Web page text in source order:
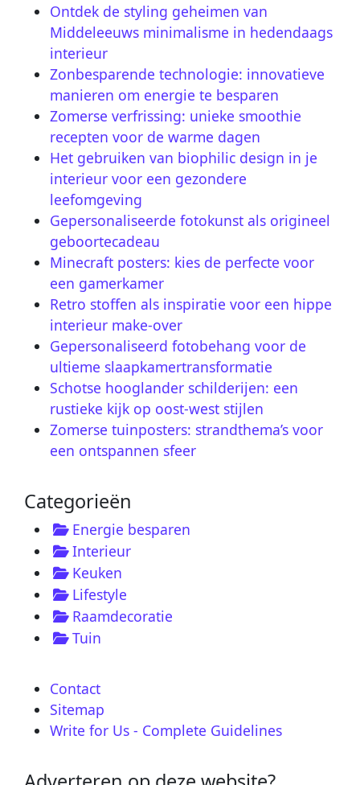
Ontdek de styling geheimen van
Middeleeuws minimalisme in hedendaags
interieur
Zonbesparende technologie: innovatieve
manieren om energie te besparen
Zomerse verfrissing: unieke smoothie
recepten voor de warme dagen
Het gebruiken van biophilic design in je
interieur voor een gezondere
leefomgeving
Gepersonaliseerde fotokunst als origineel
geboortecadeau
Minecraft posters: kies de perfecte voor
een gamerkamer
Retro stoffen als inspiratie voor een hippe
interieur make-over
Gepersonaliseerd fotobehang voor de
ultieme slaapkamertransformatie
Schotse hooglander schilderijen: een
rustieke kijk op oost-west stijlen
Zomerse tuinposters: strandthema’s voor
een ontspannen sfeer
Categorieën
Energie besparen
Interieur
Keuken
Lifestyle
Raamdecoratie
Tuin
Contact
Sitemap
Write for Us - Complete Guidelines